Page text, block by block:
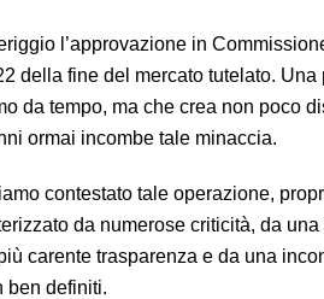
l’approvazione in
della fine del mercato tutelato. Una
da tempo, ma che crea non poco
ormai incombe tale minaccia.
contestato tale operazione,
da numerose criticità, da una
carente trasparenza e da una
ben definiti.